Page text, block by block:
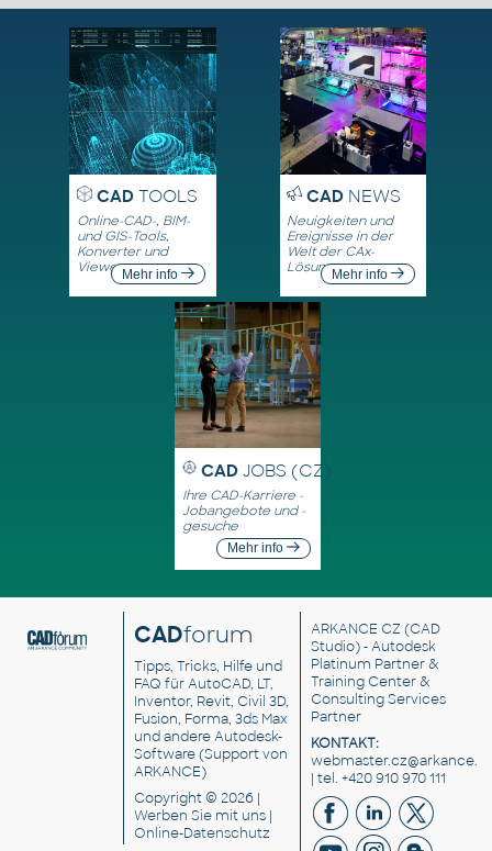
CADTOOLS
Online-CAD-, BIM-
und GIS-Tools,
Konverter und
ViewerMehr info
CADNEWS
Neuigkeiten und
Ereignisse in der
Welt der CAx-
LösungenMehr info
CAD JOBS (CZ)
Ihre CAD-Karriere -
Jobangebote und -
gesuche
Mehr info
CADforum
Tipps, Tricks, Hilfe und
FAQ für AutoCAD, LT,
Inventor, Revit, Civil 3D,
Fusion, Forma, 3ds Max
und andere Autodesk-
Software (Support von
ARKANCE)
Copyright © 2026 |
Werben Siemit uns |
Online-Datenschutz
ARKANCE CZ (CAD
Studio) - Autodesk
Platinum Partner &
Training Center &
Consulting Services
Partner
KONTAKT:
| tel. +420 910 970 111